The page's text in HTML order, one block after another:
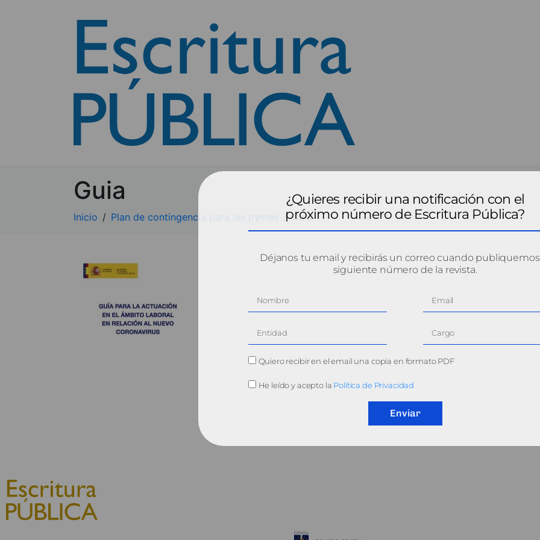
Guia
Inicio Plan de contingencia para las pymes Guia
¿Quieres recibir una notificación con el
próximo número de Escritura Pública?
Déjanos tu email y recibirás un correo cuando
siguiente número de la revista.
Quiero recibir en el email una copia en formato PDF
He leído y acepto la Política de Privacidad
Enviar